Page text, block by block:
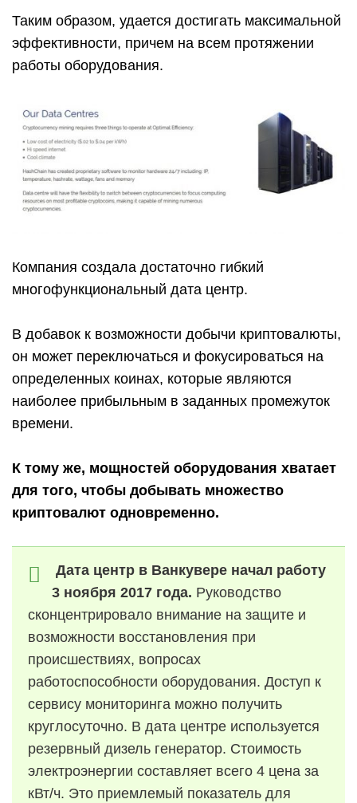
Таким образом, удается достигать максимальной
эффективности, причем на всем протяжении
работы оборудования.
Компания создала достаточно гибкий
многофункциональный дата центр.
В добавок к возможности добычи криптовалюты,
он может переключаться и фокусироваться на
определенных коинах, которые являются
наиболее прибыльным в заданных промежуток
времени.
К тому же, мощностей оборудования хватает
для того, чтобы добывать множество
криптовалют одновременно.
Дата центр в Ванкувере начал работу
3 ноября 2017 года. Руководство
сконцентрировало внимание на защите и
возможности восстановления при
происшествиях, вопросах
работоспособности оборудования. Доступ к
сервису мониторинга можно получить
круглосуточно. В дата центре используется
резервный дизель генератор. Стоимость
электроэнергии составляет всего 4 цена за
кВт/ч. Это приемлемый показатель для